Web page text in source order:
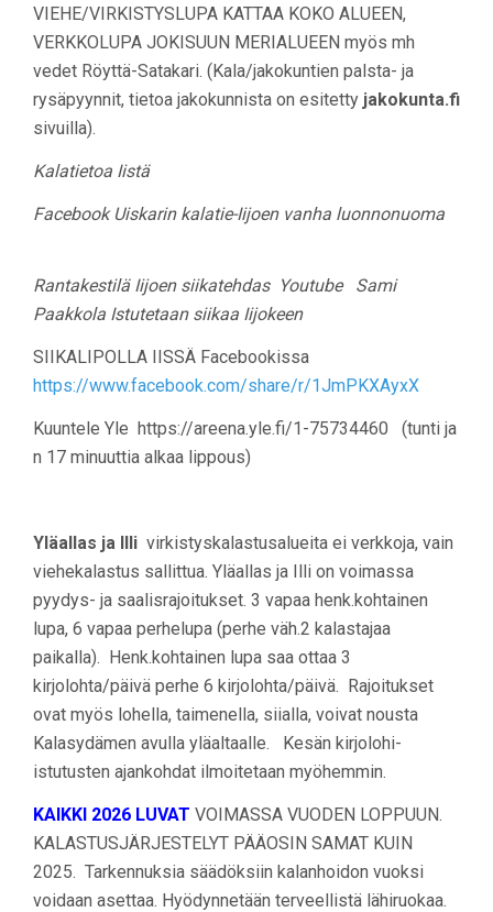
VIEHE/VIRKISTYSLUPA KATTAA KOKO ALUEEN,
VERKKOLUPA JOKISUUN MERIALUEEN myös mh
vedet Röyttä-Satakari. (Kala/jakokuntien palsta- ja
rysäpyynnit, tietoa jakokunnista on esitetty jakokunta.fi
sivuilla).
Kalatietoa Iistä
Facebook Uiskarin kalatie-Iijoen vanha luonnonuoma
Rantakestilä Iijoen siikatehdas Youtube Sami
Paakkola Istutetaan siikaa Iijokeen
SIIKALIPOLLA IISSÄ Facebookissa
https://www.facebook.com/share/r/1JmPKXAyxX
Kuuntele Yle https://areena.yle.fi/1-75734460 (tunti ja
n 17 minuuttia alkaa lippous)
Yläallas ja Illi virkistyskalastusalueita ei verkkoja, vain
viehekalastus sallittua. Yläallas ja Illi on voimassa
pyydys- ja saalisrajoitukset. 3 vapaa henk.kohtainen
lupa, 6 vapaa perhelupa (perhe väh.2 kalastajaa
paikalla). Henk.kohtainen lupa saa ottaa 3
kirjolohta/päivä perhe 6 kirjolohta/päivä. Rajoitukset
ovat myös lohella, taimenella, siialla, voivat nousta
Kalasydämen avulla yläaltaalle. Kesän kirjolohi-
istutusten ajankohdat ilmoitetaan myöhemmin.
KAIKKI 2026 LUVAT VOIMASSA VUODEN LOPPUUN.
KALASTUSJÄRJESTELYT PÄÄOSIN SAMAT KUIN
2025. Tarkennuksia säädöksiin kalanhoidon vuoksi
voidaan asettaa. Hyödynnetään terveellistä lähiruokaa.